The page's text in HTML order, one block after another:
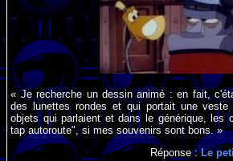
« Je recherche un dessin animé : en fait,
des lunettes rondes et qui portait une
objets qui parlaient et dans le générique, les
tap autoroute", si mes souvenirs sont bons. »
Réponse :Le